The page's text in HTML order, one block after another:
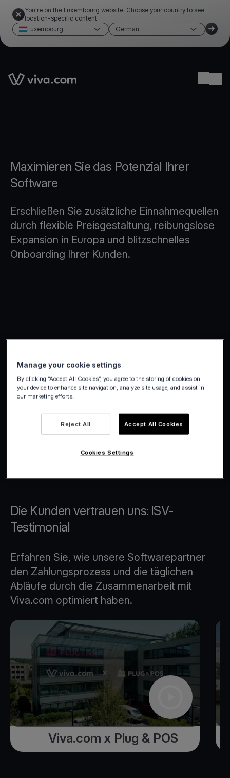
You're on the Luxembourg website. Choose your country to see
location-specific content
Luxembourg
German
Link to the homepage
Maximieren Sie das Potenzial Ihrer
Software
Erschließen Sie zusätzliche Einnahmequellen
durch flexible Preisgestaltung, reibungslose
Expansion in Europa und blitzschnelles
Onboarding Ihrer Kunden.
Die Kunden vertrauen uns: ISV-
Testimonial
Erfahren Sie, wie unsere Softwarepartner
den Zahlungsprozess und die täglichen
Abläufe durch die Zusammenarbeit mit
Viva.com optimiert haben.
Viva.com x Plug & POS
Manage your cookie settings
By clicking “Accept All Cookies”, you agree to the storing of cookies on
your device to enhance site navigation, analyze site usage, and assist in
our marketing efforts.
Reject All Accept All Cookies
Cookies Settings